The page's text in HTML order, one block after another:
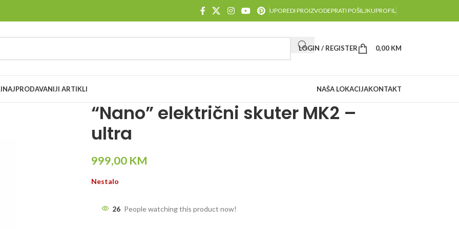
UPOREDI PROIZVODEPRATI POŠILJKUPROFIL
LOGIN / REGISTER 0,00 KM
NAJPRODAVANIJI ARTIKLI NAŠA LOKACIJAKONTAKT
“Nano” električni skuter MK2 –
ultra
999,00 KM
Nestalo
26 People watching this product now!